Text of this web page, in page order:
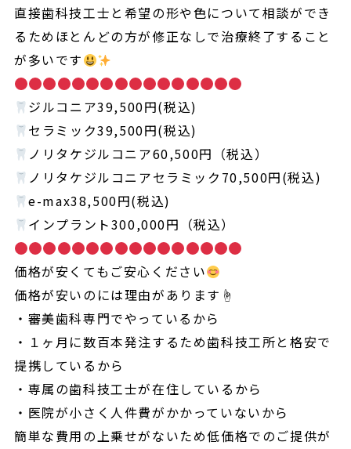
直接歯科技工士と希望の形や色について相談ができ
るためほとんどの方が修正なしで治療終了すること
が多いです
ジルコニア39,500円(税込)
セラミック39,500円(税込)
ノリタケジルコニア60,500円（税込）
ノリタケジルコニアセラミック70,500円(税込)
e-max38,500円(税込)
インプラント300,000円（税込）
価格が安くてもご安心ください
価格が安いのには理由があります☝️
・審美歯科専門でやっているから
・１ヶ月に数百本発注するため歯科技工所と格安で
提携しているから
・専属の歯科技工士が在住しているから
・医院が小さく人件費がかかっていないから
簡単な費用の上乗せがないため低価格でのご提供が